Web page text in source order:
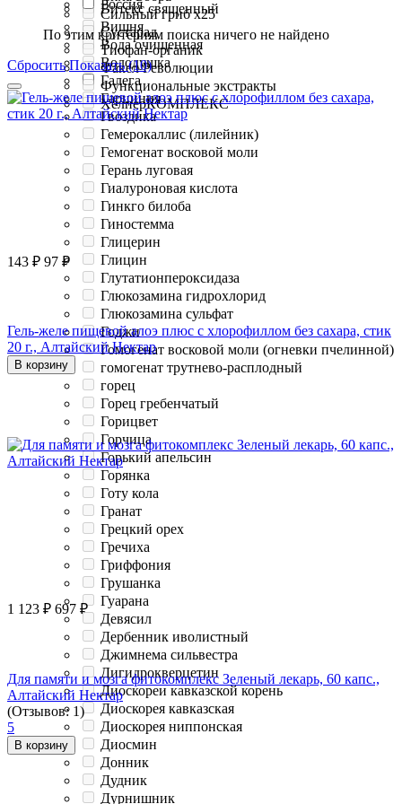
Витекс священный
Вишня
Вода очищенная
Володушка
Галега
Гарциния
Гвоздика
Гемерокаллис (лилейник)
Гемогенат восковой моли
Герань луговая
Гиалуроновая кислота
Гинкго билоба
Гиностемма
Глицерин
Глицин
Глутатионпероксидаза
Глюкозамина гидрохлорид
Глюкозамина сульфат
Годжи
Гомогенат восковой моли (огневки пчелинной)
гомогенат трутнево-расплодный
горец
Горец гребенчатый
Горицвет
Горчица
Горький апельсин
Горянка
Готу кола
Гранат
Грецкий орех
Гречиха
Гриффония
Грушанка
Гуарана
Девясил
Дербенник иволистный
Джимнема сильвестра
Дигидрокверцетин
Диоскореи кавказской корень
Диоскорея кавказская
Диоскорея ниппонская
Диосмин
Донник
Дудник
Дурнишник
Сильный гриб х25
Сустарад
Тиофан-органик
Факел Революции
Функциональные экстракты
ХелперКОМПЛЕКС
Россия
По этим критериям поиска ничего не найдено
Сбросить Показать (10)
143 ₽ 97 ₽
Гель-желе пищевой алоэ плюс с хлорофиллом без сахара, стик
20 г., Алтайский Нектар
В корзину
1 123 ₽ 697 ₽
Для памяти и мозга фитокомплекс Зеленый лекарь, 60 капс.,
Алтайский Нектар
(Отзывов: 1)
5
В корзину